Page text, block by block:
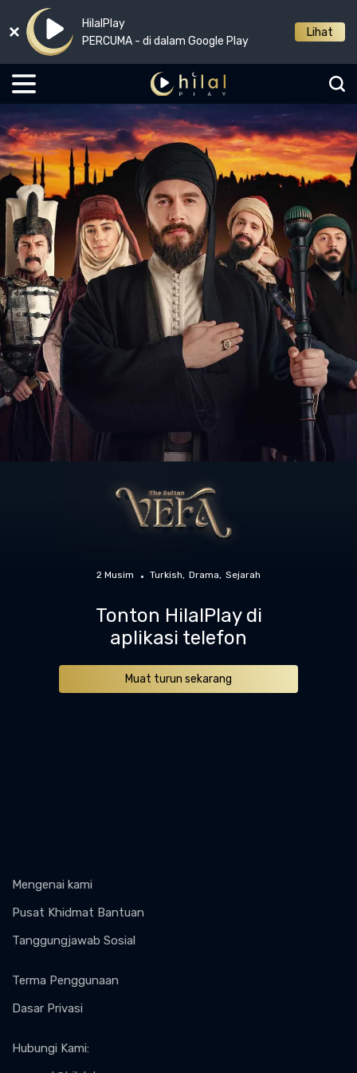
HilalPlay
PERCUMA - di dalam Google Play
Lihat
2 Musim Turkish Drama Sejarah
Tonton HilalPlay di
aplikasi telefon
Muat turun sekarang
Mengenai kami
Pusat Khidmat Bantuan
Tanggungjawab Sosial
Terma Penggunaan
Dasar Privasi
Hubungi Kami: